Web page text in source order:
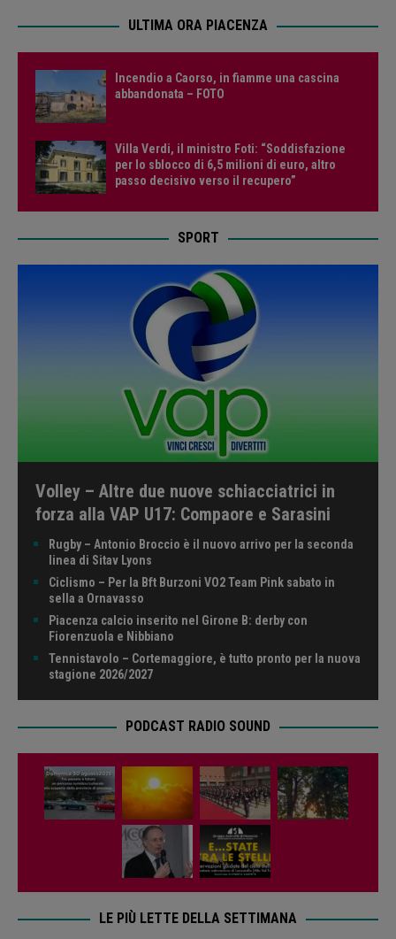
ULTIMA ORA PIACENZA
Incendio a Caorso, in fiamme una cascina
abbandonata – FOTO
Villa Verdi, il ministro Foti: “Soddisfazione
per lo sblocco di 6,5 milioni di euro, altro
passo decisivo verso il recupero”
SPORT
Volley – Altre due nuove schiacciatrici in
forza alla VAP U17: Compaore e Sarasini
Rugby – Antonio Broccio è il nuovo arrivo per la seconda
linea di Sitav Lyons
Ciclismo – Per la Bft Burzoni VO2 Team Pink sabato in
sella a Ornavasso
Piacenza calcio inserito nel Girone B: derby con
Fiorenzuola e Nibbiano
Tennistavolo – Cortemaggiore, è tutto pronto per la nuova
stagione 2026/2027
PODCAST RADIO SOUND
LE PIÙ LETTE DELLA SETTIMANA